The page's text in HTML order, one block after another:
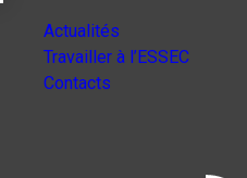
Actualités
Travailler à l’ESSEC
Contacts